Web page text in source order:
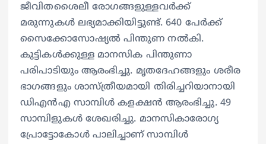
ജീവിതശൈലീ രോഗങ്ങളുള്ളവര്‍ക്ക്
മരുന്നുകള്‍ ലഭ്യമാക്കിയിട്ടുണ്ട്. 640 പേര്‍ക്ക്
സൈക്കോസോഷ്യല്‍ പിന്തുണ നല്‍കി.
കുട്ടികള്‍ക്കുള്ള മാനസിക പിന്തുണാ
പരിപാടിയും ആരംഭിച്ചു. മൃതദേഹങ്ങളും ശരീര
ഭാഗങ്ങളും ശാസ്ത്രീയമായി തിരിച്ചറിയാനായി
ഡിഎന്‍എ സാമ്പിള്‍ കളക്ഷന്‍ ആരംഭിച്ചു. 49
സാമ്പിളുകള്‍ ശേഖരിച്ചു. മാനസികാരോഗ്യ
പ്രോട്ടോകോള്‍ പാലിച്ചാണ് സാമ്പിള്‍